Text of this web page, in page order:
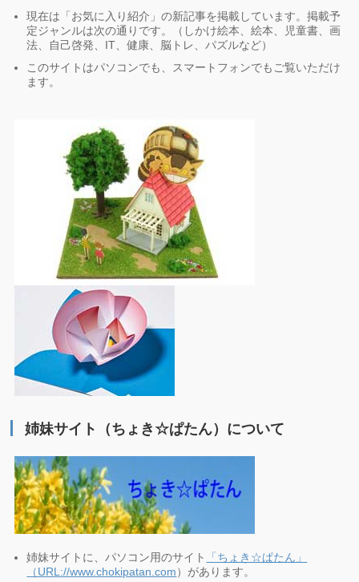
現在は「お気に入り紹介」の新記事を掲載しています。掲載予
定ジャンルは次の通りです。（しかけ絵本、絵本、児童書、画
法、自己啓発、IT、健康、脳トレ、パズルなど）
このサイトはパソコンでも、スマートフォンでもご覧いただけ
ます。
姉妹サイト（ちょき☆ぱたん）について
姉妹サイトに、パソコン用のサイト
「ちょき☆ぱたん」
（URL://www.chokipatan.com）があります。